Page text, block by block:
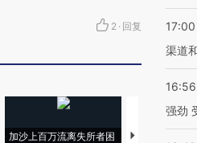
2 · 回复
加沙上百万流离失所者困
视线｜HYROX
17:00
渠道
16:56
强劲